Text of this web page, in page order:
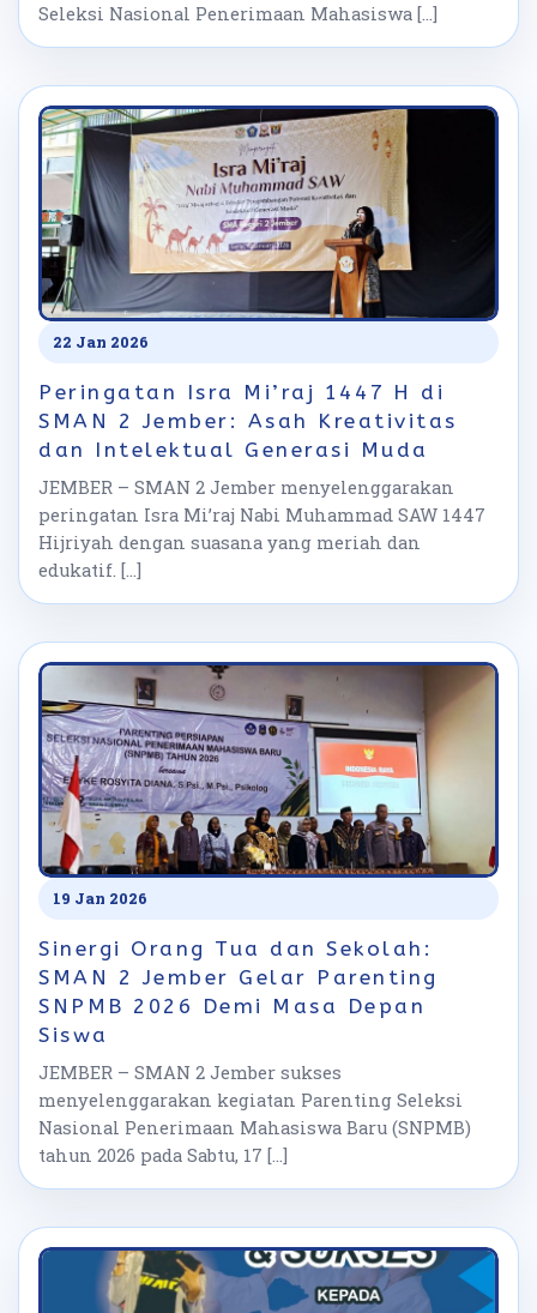
Seleksi Nasional Penerimaan Mahasiswa […]
22 Jan 2026
Peringatan Isra Mi’raj 1447 H di
SMAN 2 Jember: Asah Kreativitas
dan Intelektual Generasi Muda
JEMBER – SMAN 2 Jember menyelenggarakan
peringatan Isra Mi’raj Nabi Muhammad SAW 1447
Hijriyah dengan suasana yang meriah dan
edukatif. […]
19 Jan 2026
​Sinergi Orang Tua dan Sekolah:
SMAN 2 Jember Gelar Parenting
SNPMB 2026 Demi Masa Depan
Siswa
JEMBER – SMAN 2 Jember sukses
menyelenggarakan kegiatan Parenting Seleksi
Nasional Penerimaan Mahasiswa Baru (SNPMB)
tahun 2026 pada Sabtu, 17 […]